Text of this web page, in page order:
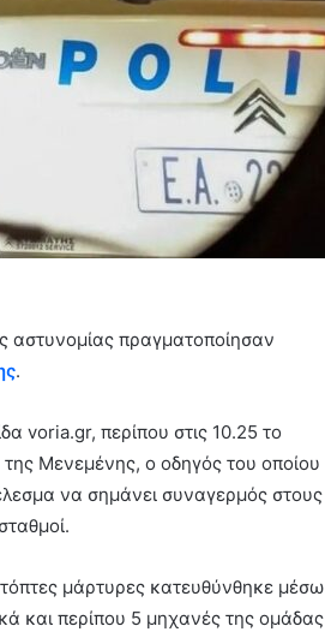
αστυνομίας πραγματοποίησαν
.
voria.gr, περίπου στις 10.25 το
Μενεμένης, ο οδηγός του οποίου
να σημάνει συναγερμός στους
μάρτυρες κατευθύνθηκε μέσω
και περίπου 5 μηχανές της ομάδας